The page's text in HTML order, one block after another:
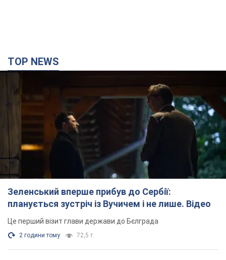
TOP NEWS
Зеленський вперше прибув до Сербії:
планується зустріч із Вучичем і не лише. Відео
Це перший візит глави держави до Бєлграда
2 години тому 72,5 т.